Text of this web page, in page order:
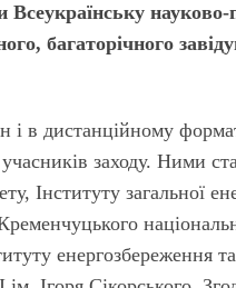
науково-
багаторічного
і в дистанційному
заходу. Ними
Інституту загальної
енергозбереження